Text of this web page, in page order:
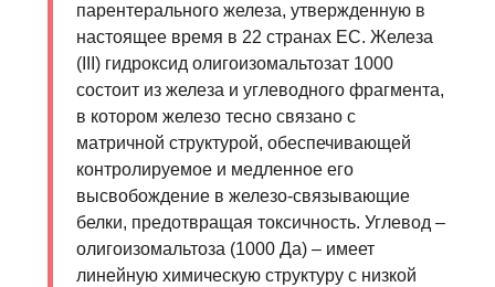
парентерального железа, утвержденную в
настоящее время в 22 странах ЕС. Железа
(III) гидроксид олигоизомальтозат 1000
состоит из железа и углеводного фрагмента,
в котором железо тесно связано с
матричной структурой, обеспечивающей
контролируемое и медленное его
высвобождение в железо-связывающие
белки, предотвращая токсичность. Углевод –
олигоизомальтоза (1000 Да) – имеет
линейную химическую структуру с низкой